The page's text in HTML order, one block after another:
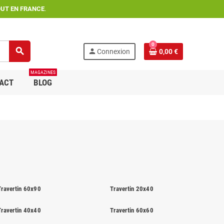
EN FRANCE.
search person Connexion
0
0,00 €
BLOG
MAGAZINES
60x90 Travertin 20x40
40x40 Travertin 60x60